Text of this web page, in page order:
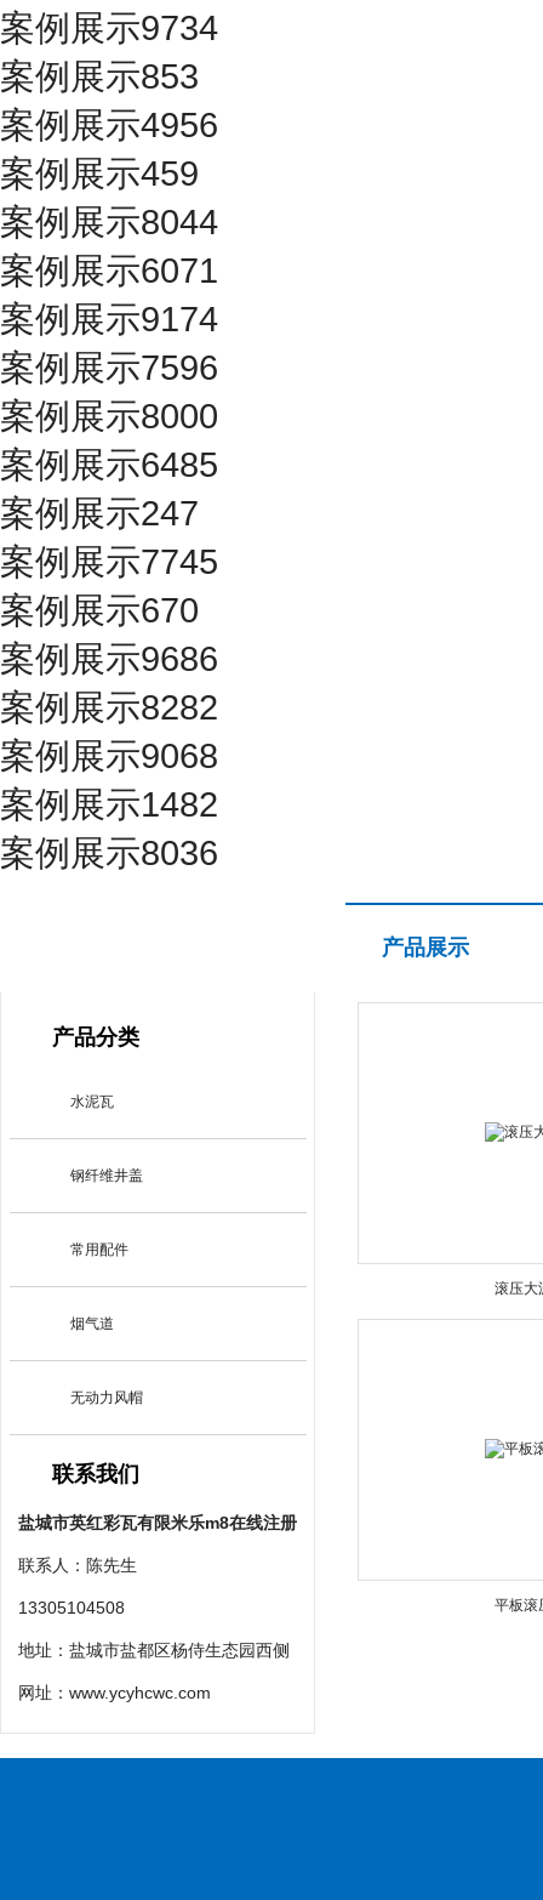
案例展示9734
案例展示853
案例展示4956
案例展示459
案例展示8044
案例展示6071
案例展示9174
案例展示7596
案例展示8000
案例展示6485
案例展示247
案例展示7745
案例展示670
案例展示9686
案例展示8282
案例展示9068
案例展示1482
案例展示8036
产品分类
水泥瓦
钢纤维井盖
常用配件
烟气道
无动力风帽
联系我们
盐城市英红彩瓦有限米乐m8在线注册
联系人：陈先生
13305104508
地址：盐城市盐都区杨侍生态园西侧
网址： www.ycyhcwc.com
产品展示
滚压大
平板滚